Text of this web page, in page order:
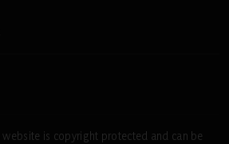
is copyright protected and can be